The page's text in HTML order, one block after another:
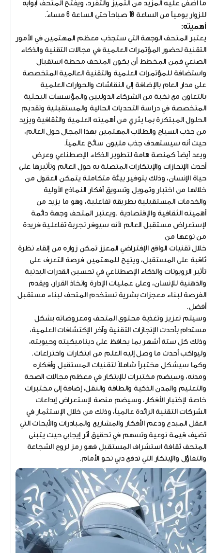
ما أضفى عليه المزيد من التميز والتفرد، ويفتح المتحف أبوابه
للزوار يومياً من الساعة 10 صباحاً حتى الساعة 6 مساءً.
أهميته:
يعتبر المتحف الوجهة التي ستجذب معظم المهتمين في الأمور
التقنية لحضور المؤتمرات العالمية في مجالات التقنية والذكاء
الصنعي فمن المخطط أن يكون المتحف محطة استقبال
واستضافة للمؤتمرات العلمية والتقنية العالمية المتخصصة
على مدار العام بالإضافة إلى النقاشات والحوارات العلمية
بالتعاون مع نخبة من الشركاء الدوليين والمؤسسات البحثية
المتخصصة في دراسة التحديات الحالية والمستقبلية وتقديم
الحلول المبتكرة بما يثري من أهميته العلمية والثقافية ويزيد
من جذب السياح والطلاب المهتمين بهذا المجال حول العالم،
حيث أنه سيستهدف جذب مليون سائح عالمياً.
ويعد أيضاً كمنصة هامة لتطوير الذكاء الإصطناعي وعرض
أحدث الإنجازات والإبتكارات المتصلة به حول العالم وتأثيرها على
حياة الإنسان، وذلك بتوفير بيئة متكاملة يتمكن العقول من
خلالها من اختبار وتمويل وتسويق أفكار النماذج الأولية
والخدمات المستقبلية بطريقة تفاعلية، وهو ما يزيد من
أهميته الثقافية والإقتصادية .ويعتبر المتحف وجهة دائمة
لإستعراض مستقبل العالم لأنه سيوفر تجربة تفاعلية فريدة
من نوعها من
خلال تقنيات الواقع الإفتراضي المعزز تمكن زواره من إلقاء نظرة
ثاقبة على المستقبل، ويتيح للمهتمين فرصة التعرف على
تأثير الروبوتات والذكاء الإصطناعي في تحسين القدرات البدنية
والذهنية للإنسان، وعلى عمليات الإدارة واتخاذ القرار، ويقدم
الفرصة لبناء معجزات بشرية تستخدم المتحف لبناء مستقبل
أفضل.
وسيتم تعزيز وتغذية محتوى المتحف ومعروضاته بشكل
مستدام بأحدث الإنجازات التقنية وآخر الإكتشافات العلمية،
وذلك كل ستة أشهر بما يحافظ على ديناميكيته وحيويته،
وليواكب أحدث ما وصل إليه العلم من ابتكارات واختراعات.
وكما سيشكل مختبراً شاملاً لتقنيات المستقبل وأفكاره
ومدنه، وسيضم مختبرات للإبتكار في معظم مجالات الصحة
والتعليم والمدن الذكية والطاقة والنقل، إضافة إلى مختبرات
خاصة لإختبار الأفكار، وسيضم منصة لإستعراض إبداعات
الشركات التقنية الرائدة عالمياً، وذلك من خلال الإستثمار في
العقل المبدع ودعم الأفكار والمشاريع والمبادرات والأبحاث التي
تضيف قيمة نوعية وتسهم في تحقيق أثر إيجابي حيث يتبنى
المتحف ثقافة استشراف المستقبل فهو رمز لروح الشجاعة
والتفاؤل والإبتكار التي تدفع دبي نحو الأمام.